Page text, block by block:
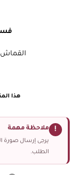
القماش
هذا
! ملاحظة مهمة
يرجى إرسال صورة
الطلب.